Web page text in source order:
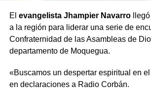
El evangelista Jhampier Navarrollegó
a la región para liderar una serie de
Confraternidad de las Asambleas de
departamento de Moquegua.
«Buscamos un despertar espiritual en
en declaraciones a Radio Corbán.